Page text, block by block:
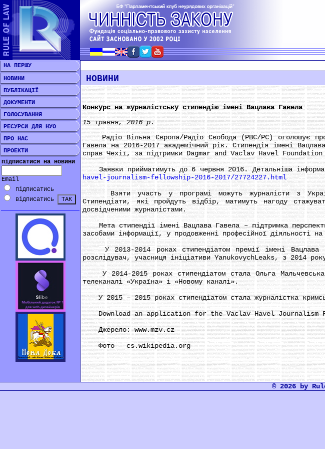
НА ПЕРШУ
НОВИНИ
ПУБЛІКАЦІЇ
ДОКУМЕНТИ
ГОЛОСУВАННЯ
РЕСУРСИ ДЛЯ НУО
ПРО НАС
ПРОЕКТИ
підписатися на новини
Email
підписатись
відписатись
НОВИНИ
Конкурс на журналістську стипендію імені Вацлава Гавела
15 травня, 2016 р.
Радіо Вільна Європа/Радіо Свобода (РВЄ/РС) оголошує про
Гавела на 2016-2017 академічний рік. Стипендія імені
справ Чехії, за підтримки Dagmar and Vaclav Havel Foundation
Заявки прийматимуть до 6 червня 2016. Детальніша
havel-journalism-fellowship-2016-2017/27724227.html
Взяти участь у програмі можуть журналісти з
Стипендіати, які пройдуть відбір, матимуть нагоду
досвідченими журналістами.
Мета стипендії імені Вацлава Гавела – підтримка
засобами інформації, у продовженні професійної діяльності
У 2013-2014 роках стипендіатом премії імені Вацлава
розслідувач, учасниця ініціативи YanukovychLeaks, з 2014
У 2014-2015 роках стипендіатом стала Ольга
телеканалі «Україна» і «Новому каналі».
У 2015 – 2015 роках стипендіатом стала журналістка
Download an application for the Vaclav Havel Journalism
Джерело: www.mzv.cz
Фото – cs.wikipedia.org
© 2026 by